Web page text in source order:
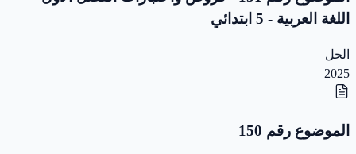
اللغة العربية - 5 ابتدائي
الحل
2025
الموضوع رقم 150